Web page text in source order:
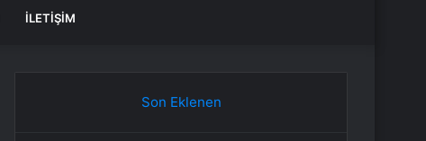
İLETIŞIM
Son Eklenen